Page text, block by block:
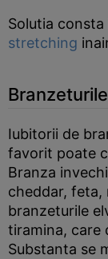
Solutia
stretching
Branzeturile
Iubitorii de
favorit poate
Branza
cheddar, feta,
branzeturile
tiramina, care
Substanta se